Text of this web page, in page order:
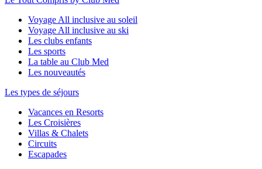
Voyage All inclusive au soleil
Voyage All inclusive au ski
Les clubs enfants
Les sports
La table au Club Med
Les nouveautés
Les types de séjours
Vacances en Resorts
Les Croisières
Villas & Chalets
Circuits
Escapades